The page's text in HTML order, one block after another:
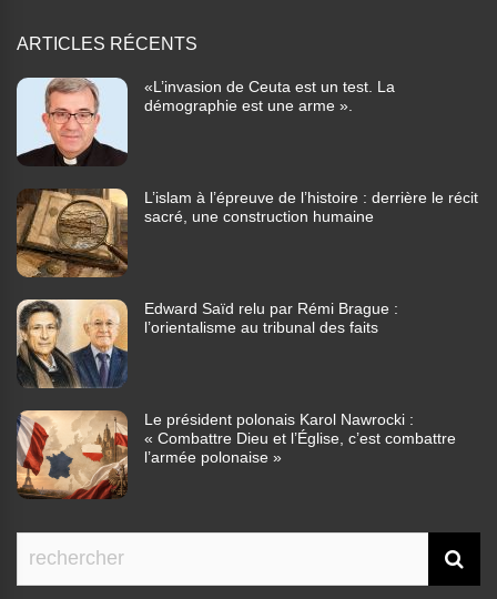
ARTICLES RÉCENTS
«L’invasion de Ceuta est un test. La
démographie est une arme ».
L’islam à l’épreuve de l’histoire : derrière le récit
sacré, une construction humaine
Edward Saïd relu par Rémi Brague :
l’orientalisme au tribunal des faits
Le président polonais Karol Nawrocki :
« Combattre Dieu et l’Église, c’est combattre
l’armée polonaise »